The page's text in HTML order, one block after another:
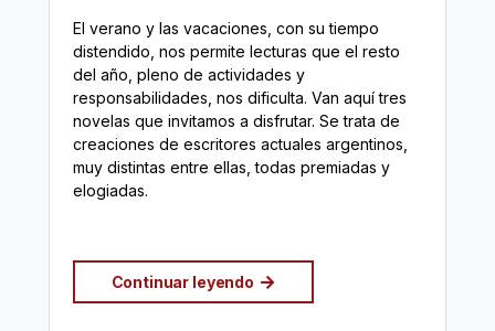
El verano y las vacaciones, con su tiempo
distendido, nos permite lecturas que el resto
del año, pleno de actividades y
responsabilidades, nos dificulta. Van aquí tres
novelas que invitamos a disfrutar. Se trata de
creaciones de escritores actuales argentinos,
muy distintas entre ellas, todas premiadas y
elogiadas.
Continuar leyendo